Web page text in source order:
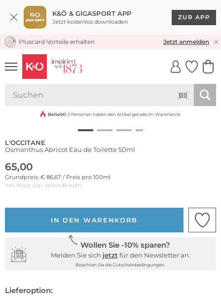
K&Ö & GIGASPORT APP
Jetzt kostenlos downloaden
ZUR APP
KOSTENLOSER VERSAND* & RÜCKVERSAND
Pluscard Vorteile erhalten Jetzt anmelden
UNSERE APP
CLICK &
Beliebt! 2 Personen haben den Artikel gerade im Warenkorb
L'OCCITANE
Osmanthus Abricot Eau de Toilette 50ml
65,00
Grundpreis: € 86,67 / Preis pro 100ml
inkl. Mwst zzgl. Versandkosten
IN DEN WARENKORB
Wollen Sie -10% sparen?
Melden Sie sich jetzt für den Newsletter an.
Beachten Sie die Gutscheinbedingungen.
Lieferoption: